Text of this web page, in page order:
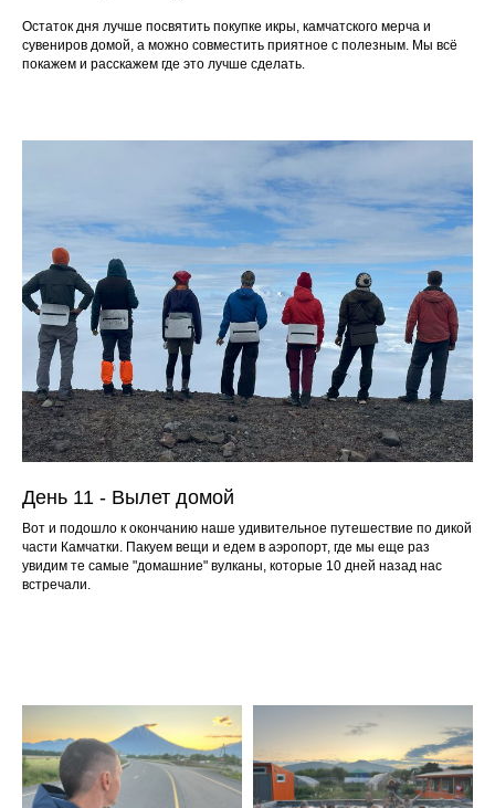
Остаток дня лучше посвятить покупке икры, камчатского мерча и
сувениров домой, а можно совместить приятное с полезным. Мы всё
покажем и расскажем где это лучше сделать.
День 11 - Вылет домой
Вот и подошло к окончанию наше удивительное путешествие по дикой
части Камчатки. Пакуем вещи и едем в аэропорт, где мы еще раз
увидим те самые "домашние" вулканы, которые 10 дней назад нас
встречали.